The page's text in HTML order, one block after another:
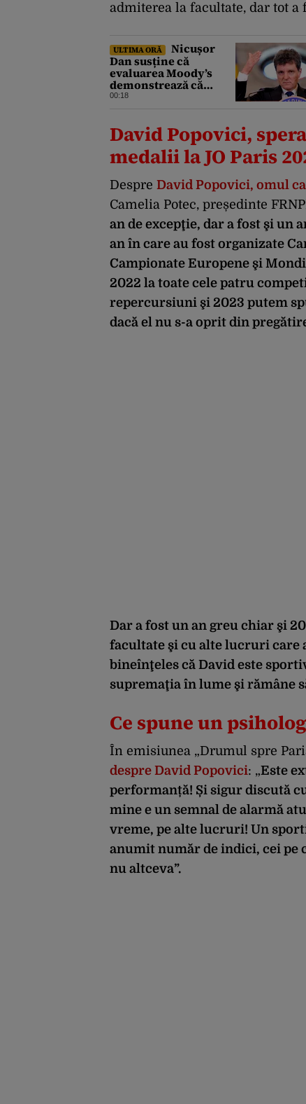
admiterea la facultate, dar tot a
ULTIMA ORĂ
Nicușor
Dan susține că
evaluarea Moody’s
demonstrează că
România a făcut pașii
investitorilor: „Totuși,
perspectiva rămâne
rezervată”
00:18
David Popovici,
medalii la JO Paris
Despre David Popovici, omul
Camelia Potec, președinte
an de excepţie, dar a fost şi un
an în care au fost organizate
Campionate Europene şi
2022 la toate cele patru
repercursiuni şi 2023 putem
dacă el nu s-a oprit din
Dar a fost un an greu chiar şi
facultate şi cu alte lucruri care
bineînţeles că David este
supremaţia în lume şi rămâne
Ce spune un
În emisiunea „Drumul spre
despre David Popovici: „Este
performanță! Și sigur discută
mine e un semnal de alarmă
vreme, pe alte lucruri! Un
anumit număr de indici, cei pe
nu altceva”.